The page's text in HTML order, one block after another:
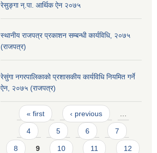
रेसुङ्गा न्.पा. आर्थिक ऐन २०७५
स्थानीय राजपत्र प्रकाशन सम्बन्धी कार्यविधि, २०७५
(राजपत्र)
रेसुंगा नगरपालिकाको प्रशासकीय कार्यविधि नियमित गर्ने
ऐन, २०७५ (राजपत्र)
Pages
« first ‹ previous
4 5 6 7
8 9 10 11 12